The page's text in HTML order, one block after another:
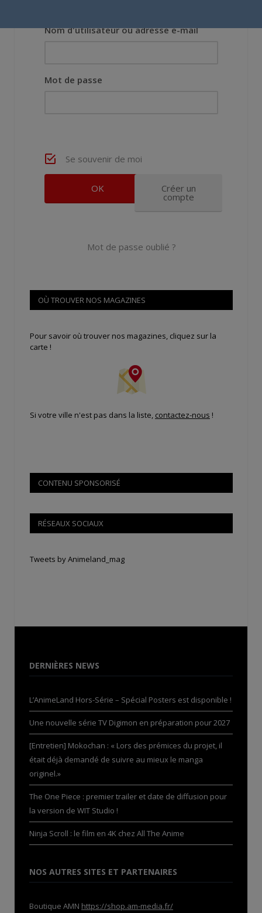
Nom d'utilisateur ou adresse e-mail
Mot de passe
Se souvenir de moi
Créer un
compte
Mot de passe oublié ?
OÙ TROUVER NOS MAGAZINES
Pour savoir où trouver nos magazines, cliquez sur la
carte !
Si votre ville n'est pas dans la liste, contactez-nous !
CONTENU SPONSORISÉ
RÉSEAUX SOCIAUX
Tweets by Animeland_mag
DERNIÈRES NEWS
L’AnimeLand Hors-Série – Spécial Posters est disponible !
Une nouvelle série TV Digimon en préparation pour 2027
[Entretien] Mokochan : « Lors des prémices du projet, il
était déjà demandé de suivre au mieux le manga
originel.»
The One Piece : premier trailer et date de diffusion pour
la version de WIT Studio !
Ninja Scroll : le film en 4K chez All The Anime
NOS AUTRES SITES ET PARTENAIRES
Boutique AMN https://shop.am-media.fr/